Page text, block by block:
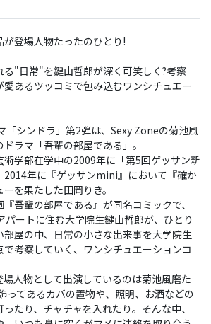
登場人物たったのひとり!
る"日常"を鍵山哲郎が深く可笑しく?考察
あるツッコミで包み込むワンシチュエー
「シンドラ」第2弾は、Sexy Zoneの菊池風
ラマ「吾輩の部屋である」。
学部在学中の2009年に「第5回ゲッサン新
2014年に『ゲッサンmini』において『確か
を果たした田岡りき。
吾輩の部屋である』が同名コミックで、
パートに住む大学院生鍵山哲郎が、ひとり
部屋の中、日常の小さな出来事を大学院生
考察していく、ワンシチュエーションコ
場人物として出演しているのは菊池風磨た
ってあるカバの置物や、照明、お酒などの
たり、チャチャを入れたり。そんな中、